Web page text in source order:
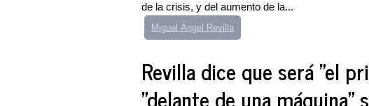
de la crisis, y del aumento de la...
Miguel Ángel Revilla
Revilla dice que será "el
"delante de una máquina"